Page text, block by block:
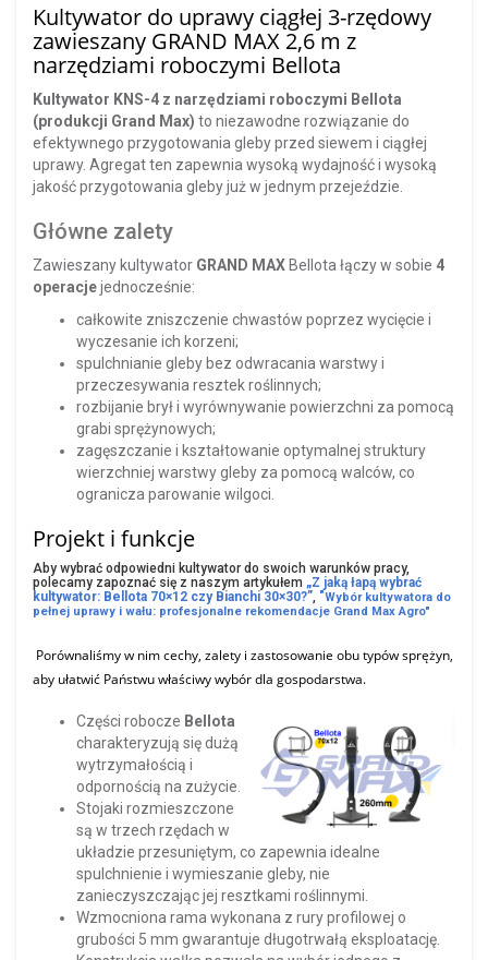
Kultywator do uprawy ciągłej 3-rzędowy
zawieszany GRAND MAX 2,6 m z
narzędziami roboczymi Bellota
Kultywator KNS-4 z narzędziami roboczymi Bellota
(produkcji Grand Max) to niezawodne rozwiązanie do
efektywnego przygotowania gleby przed siewem i ciągłej
uprawy. Agregat ten zapewnia wysoką wydajność i wysoką
jakość przygotowania gleby już w jednym przejeździe.
Główne zalety
Zawieszany kultywator GRAND MAX Bellota łączy w sobie 4
operacjejednocześnie:
całkowite zniszczenie chwastów poprzez wycięcie i
wyczesanie ich korzeni;
spulchnianie gleby bez odwracania warstwy i
przeczesywania resztek roślinnych;
rozbijanie brył i wyrównywanie powierzchni za pomocą
grabi sprężynowych;
zagęszczanie i kształtowanie optymalnej struktury
wierzchniej warstwy gleby za pomocą walców, co
ogranicza parowanie wilgoci.
Projekt i funkcje
Aby wybrać odpowiedni kultywator do swoich warunków pracy,
polecamy zapoznać się z naszym artykułem „Z jaką łapą wybrać
kultywator: Bellota 70×12 czy Bianchi 30×30?” "Wybór kultywatora do
pełnej uprawy i wału: profesjonalne rekomendacje Grand Max Agro"
Porównaliśmy w nim cechy, zalety i zastosowanie obu typów sprężyn,
aby ułatwić Państwu właściwy wybór dla gospodarstwa.
Części robocze Bellota
charakteryzują się dużą
wytrzymałością i
odpornością na zużycie.
Stojaki rozmieszczone
są w trzech rzędach w
układzie przesuniętym, co zapewnia idealne
spulchnienie i wymieszanie gleby, nie
zanieczyszczając jej resztkami roślinnymi.
Wzmocniona rama wykonana z rury profilowej o
grubości 5 mm gwarantuje długotrwałą eksploatację.